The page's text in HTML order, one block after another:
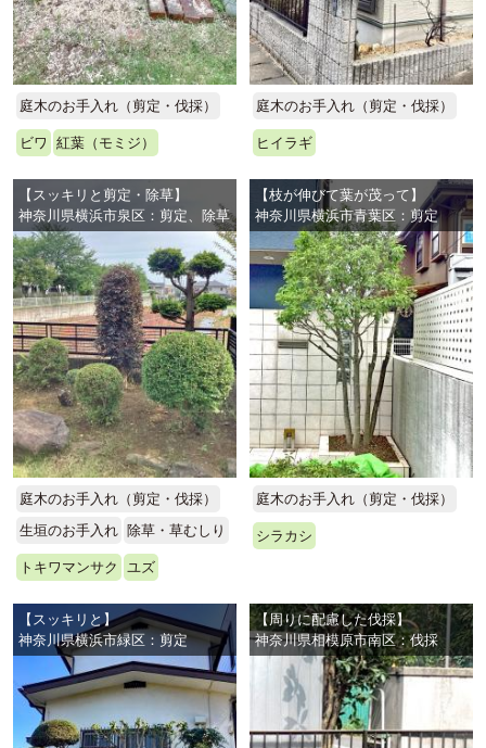
庭木のお手入れ（剪定・伐採）
ビワ 紅葉（モミジ）
庭木のお手入れ（剪定・伐採）
ヒイラギ
【スッキリと剪定・除草】
神奈川県横浜市泉区：剪定、除草
庭木のお手入れ（剪定・伐採）
生垣のお手入れ 除草・草むしり
トキワマンサク ユズ
【枝が伸びて葉が茂って】
神奈川県横浜市青葉区：剪定
庭木のお手入れ（剪定・伐採）
シラカシ
【スッキリと】
神奈川県横浜市緑区：剪定
【周りに配慮した伐採】
神奈川県相模原市南区：伐採